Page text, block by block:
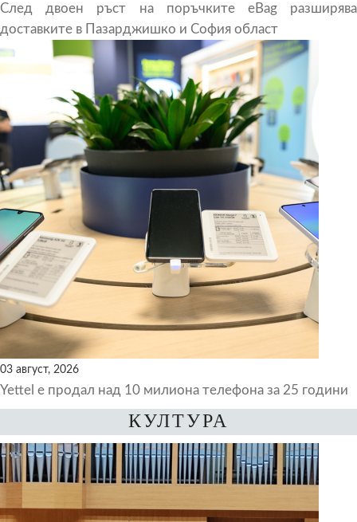
След двоен ръст на поръчките eBag разширява
доставките в Пазарджишко и София област
03 август, 2026
Yettel е продал над 10 милиона телефона за 25 години
КУЛТУРА